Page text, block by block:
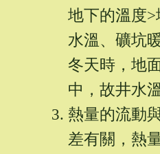
地下的溫度
水溫、礦坑
冬天時，地
中，故井水溫
熱量的流動
差有關，熱